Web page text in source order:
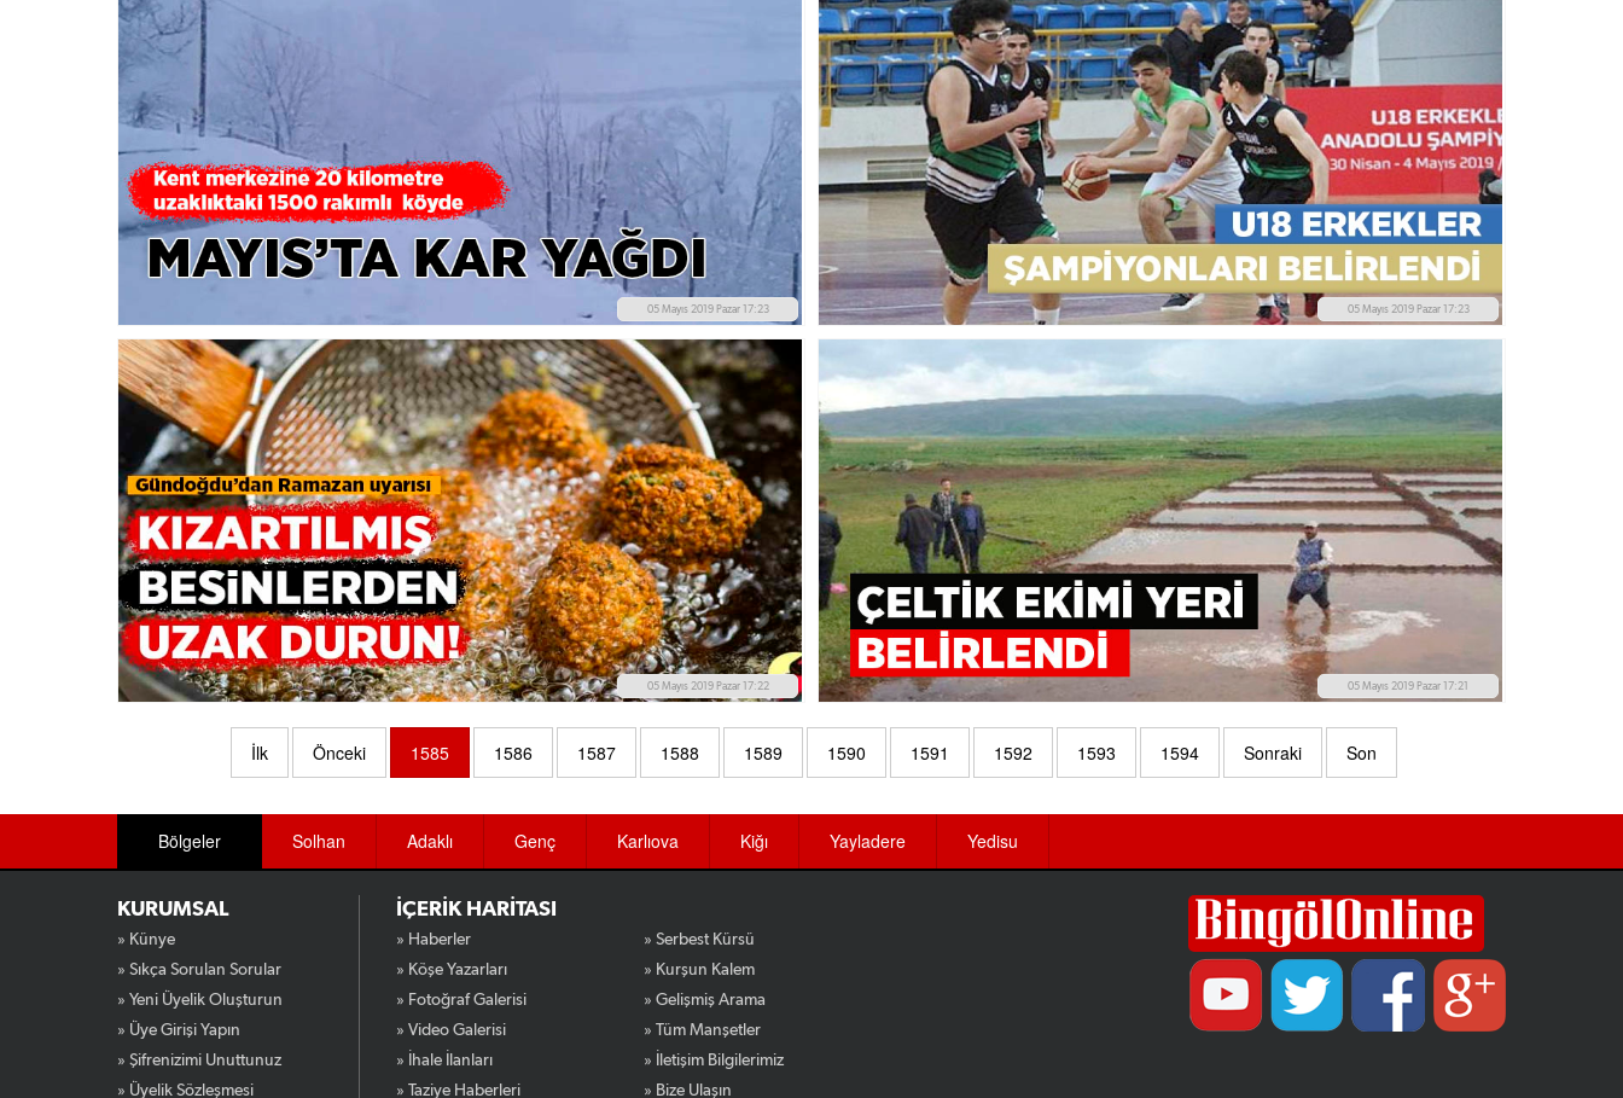
05 Mayıs 2019 Pazar 17:23 05 Mayıs 2019 Pazar 17:23
05 Mayıs 2019 Pazar 17:22 05 Mayıs 2019 Pazar 17:21
İlk Önceki 1585 1586 1587 1588 1589 1590 1591 1592 1593 1594 Sonraki Son
Bölgeler Solhan Adaklı Genç Karlıova Kiğı Yayladere Yedisu
KURUMSAL
» Künye
» Sıkça Sorulan Sorular
» Yeni Üyelik Oluşturun
» Üye Girişi Yapın
» Şifrenizimi Unuttunuz
» Üyelik Sözleşmesi
İÇERİK HARİTASI
» Haberler
» Köşe Yazarları
» Fotoğraf Galerisi
» Video Galerisi
» İhale İlanları
» Taziye Haberleri
» Serbest Kürsü
» Kurşun Kalem
» Gelişmiş Arama
» Tüm Manşetler
» İletişim Bilgilerimiz
» Bize Ulaşın